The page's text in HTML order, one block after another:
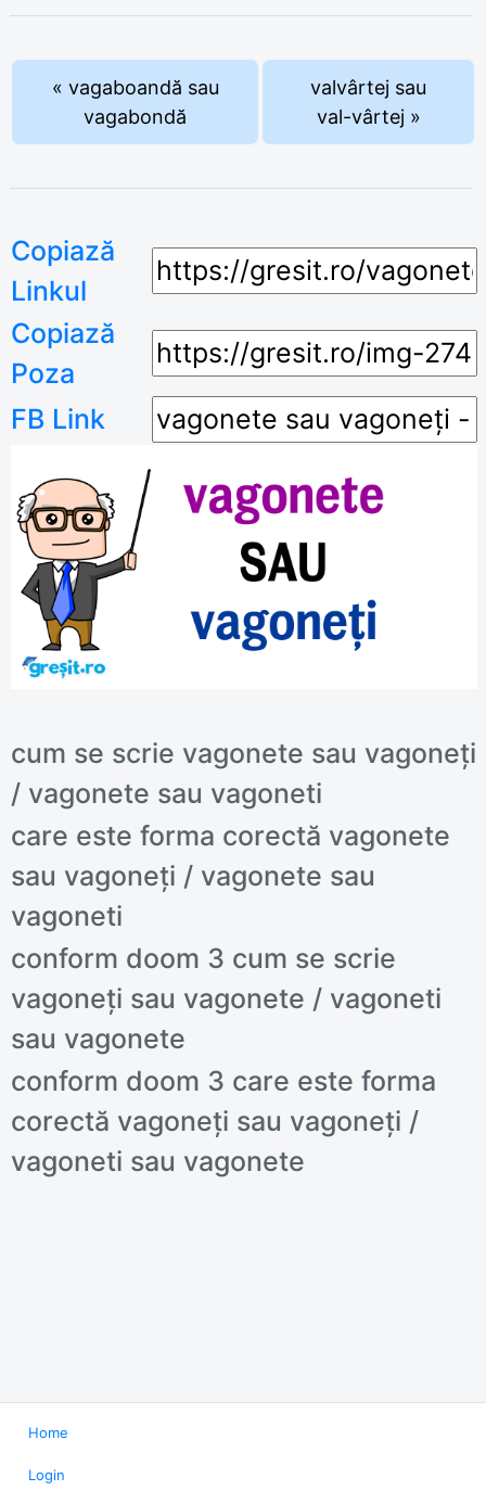
« vagaboandă sau
vagabondă
valvârtej sau
val-vârtej »
Copiază
Linkul
Copiază
Poza
FB Link
cum se scrie vagonete sau vagoneți
/ vagonete sau vagoneti
care este forma corectă vagonete
sau vagoneți / vagonete sau
vagoneti
conform doom 3 cum se scrie
vagoneți sau vagonete / vagoneti
sau vagonete
conform doom 3 care este forma
corectă vagoneți sau vagoneți /
vagoneti sau vagonete
Home
Login